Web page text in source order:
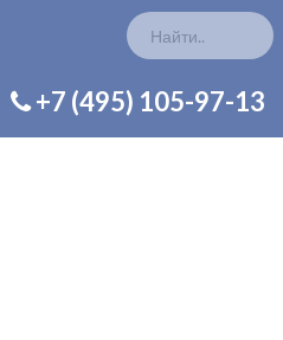
+7 (495) 105-97-13